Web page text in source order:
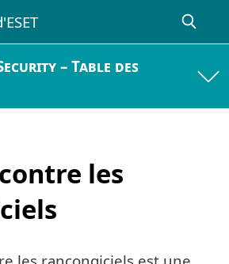
– Table des
les